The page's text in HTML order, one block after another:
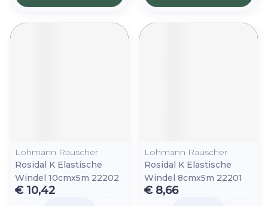
Lohmann Rauscher
Rosidal K Elastische
Windel 10cmx5m 22202
€ 10,42
Lohmann Rauscher
Rosidal K Elastische
Windel 8cmx5m 22201
€ 8,66